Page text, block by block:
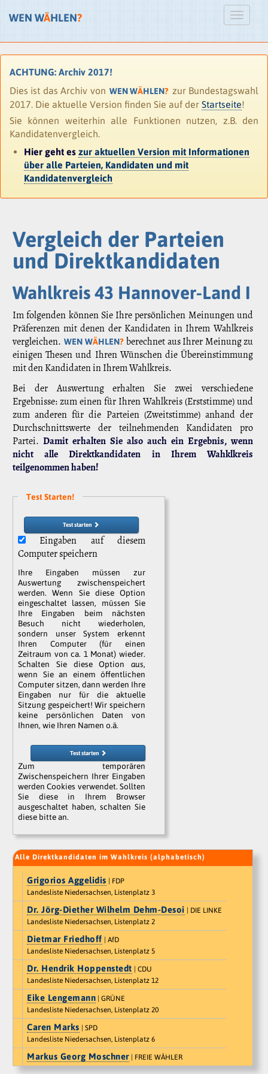
WEN WÄHLEN?
ACHTUNG: Archiv 2017!
Dies ist das Archiv von WEN WÄHLEN? zur Bundestagswahl
2017. Die aktuelle Version finden Sie auf der Startseite!
Sie können weiterhin alle Funktionen nutzen, z.B. den
Kandidatenvergleich.
Hier geht es zur aktuellen Version mit Informationen
über alle Parteien, Kandidaten und mit
Kandidatenvergleich
Vergleich der Parteien
und Direktkandidaten
Wahlkreis 43 Hannover-Land I
Im folgenden können Sie Ihre persönlichen Meinungen und
Präferenzen mit denen der Kandidaten in Ihrem Wahlkreis
vergleichen. WEN WÄHLEN? berechnet aus Ihrer Meinung zu
einigen Thesen und Ihren Wünschen die Übereinstimmung
mit den Kandidaten in Ihrem Wahlkreis.
Bei der Auswertung erhalten Sie zwei verschiedene
Ergebnisse: zum einen für Ihren Wahlkreis (Erststimme) und
zum anderen für die Parteien (Zweitstimme) anhand der
Durchschnittswerte der teilnehmenden Kandidaten pro
Partei. Damit erhalten Sie also auch ein Ergebnis, wenn
nicht alle Direktkandidaten in Ihrem Wahklkreis
teilgenommen haben!
Test Starten!
Test starten
Eingaben auf diesem
Computer speichern
Ihre Eingaben müssen zur
Auswertung zwischenspeichert
werden. Wenn Sie diese Option
eingeschaltet lassen, müssen Sie
Ihre Eingaben beim nächsten
Besuch nicht wiederholen,
sondern unser System erkennt
Ihren Computer (für einen
Zeitraum von ca. 1 Monat) wieder.
Schalten Sie diese Option aus,
wenn Sie an einem öffentlichen
Computer sitzen, dann werden Ihre
Eingaben nur für die aktuelle
Sitzung gespeichert! Wir speichern
keine persönlichen Daten von
Ihnen, wie Ihren Namen o.ä.
Test starten
Zum temporären
Zwischenspeichern Ihrer Eingaben
werden Cookies verwendet. Sollten
Sie diese in Ihrem Browser
ausgeschaltet haben, schalten Sie
diese bitte an.
Alle Direktkandidaten im Wahlkreis (alphabetisch)
Grigorios Aggelidis | FDP
Landesliste Niedersachsen, Listenplatz 3
Dr. Jörg-Diether Wilhelm Dehm-Desoi | DIE LINKE
Landesliste Niedersachsen, Listenplatz 2
Dietmar Friedhoff | AfD
Landesliste Niedersachsen, Listenplatz 5
Dr. Hendrik Hoppenstedt | CDU
Landesliste Niedersachsen, Listenplatz 12
Eike Lengemann | GRÜNE
Landesliste Niedersachsen, Listenplatz 20
Caren Marks | SPD
Landesliste Niedersachsen, Listenplatz 6
Markus Georg Moschner| FREIE WÄHLER